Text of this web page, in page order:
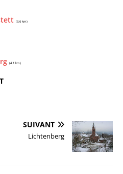
(3.6 km)
(4.1 km)
SUIVANT
Lichtenberg